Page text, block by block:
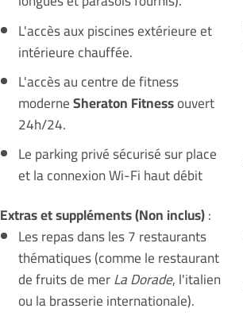
L'accès aux piscines extérieure et
intérieure chauffée.
L'accès au centre de fitness
moderneSheraton Fitnessouvert
24h/24.
Le parking privé sécurisé sur place
et la connexion Wi-Fi haut débit
Extras et suppléments (Non inclus):
Les repas dans les 7 restaurants
thématiques (comme le restaurant
de fruits de merLa Dorade, l'italien
ou la brasserie internationale).